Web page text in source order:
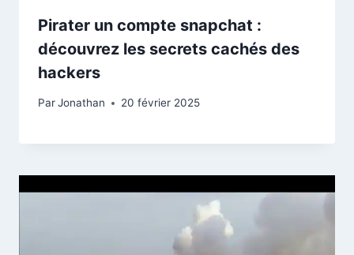
Pirater un compte snapchat :
découvrez les secrets cachés des
hackers
ParJonathan 20 février 2025